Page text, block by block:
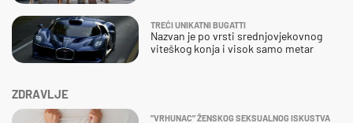
ZDRAVLJE
"VRHUNAC" ŽENSKOG SEKSUALNOG ISKUSTVA
TREĆI UNIKATNI BUGATTI
Nazvan je po vrsti srednjovjekovnog
viteškog konja i visok samo metar